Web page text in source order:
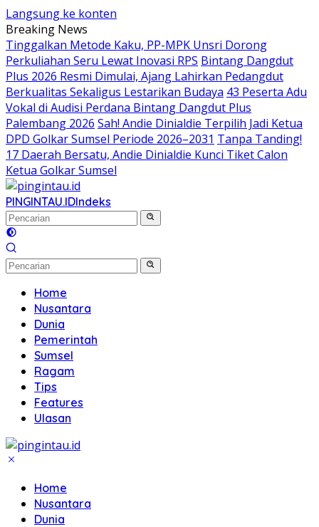
Langsung ke konten
Breaking News
Tinggalkan Metode Kaku, PP-MPK Unsri Dorong
Perkuliahan Seru Lewat Inovasi RPS Bintang Dangdut
Plus 2026 Resmi Dimulai, Ajang Lahirkan Pedangdut
Berkualitas Sekaligus Lestarikan Budaya 43 Peserta Adu
Vokal di Audisi Perdana Bintang Dangdut Plus
Palembang 2026 Sah! Andie Dinialdie Terpilih Jadi Ketua
DPD Golkar Sumsel Periode 2026–2031 Tanpa Tanding!
17 Daerah Bersatu, Andie Dinialdie Kunci Tiket Calon
Ketua Golkar Sumsel
PINGINTAU.IDIndeks
Home
Nusantara
Dunia
Pemerintah
Sumsel
Ragam
Tips
Features
Ulasan
Home
Nusantara
Dunia